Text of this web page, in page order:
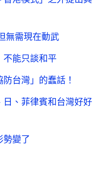
無需現在動武
不能只談和平
台灣」的蠢話！
日、菲律賓和台灣好好
勢變了